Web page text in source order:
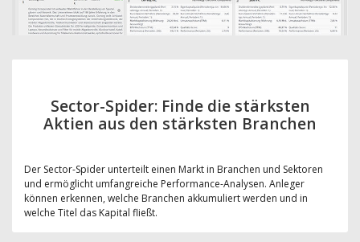
Sector-Spider: Finde die stärksten
Aktien aus den stärksten Branchen
Der Sector-Spider unterteilt einen Markt in Branchen und Sektoren
und ermöglicht umfangreiche Performance-Analysen. Anleger
können erkennen, welche Branchen akkumuliert werden und in
welche Titel das Kapital fließt.